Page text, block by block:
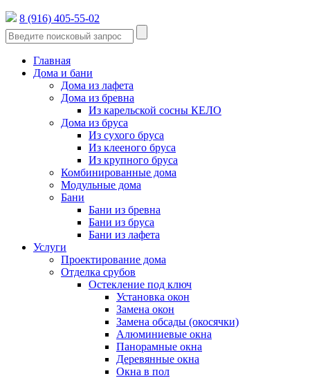
8 (916) 405-55-02
Главная
Дома и бани
Дома из лафета
Дома из бревна
Из карельской сосны КЕЛО
Дома из бруса
Из сухого бруса
Из клееного бруса
Из крупного бруса
Комбинированные дома
Модульные дома
Бани
Бани из бревна
Бани из бруса
Бани из лафета
Услуги
Проектирование дома
Отделка срубов
Остекление под ключ
Установка окон
Замена окон
Замена обсады (окосячки)
Алюминиевые окна
Панорамные окна
Деревянные окна
Окна в пол